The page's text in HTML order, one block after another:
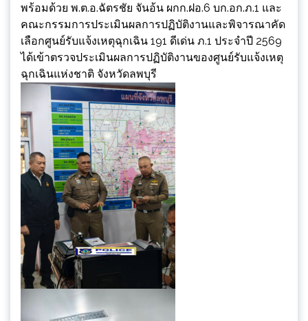
พร้อมด้วย พ.ต.อ.ฉัตรชัย จันอ้น ผกก.ฝอ.6 บก.อก.ภ.1 และ
คณะกรรมการประเมินผลการปฏิบัติงานและพิจารณาคัด
เลือกศูนย์รับแจ้งเหตุฉุกเฉิน 191 ดีเด่น ภ.1 ประจำปี 2569
ได้เข้าตรวจประเมินผลการปฏิบัติงานของศูนย์รับแจ้งเหตุ
ฉุกเฉินแห่งชาติ จังหวัดลพบุรี